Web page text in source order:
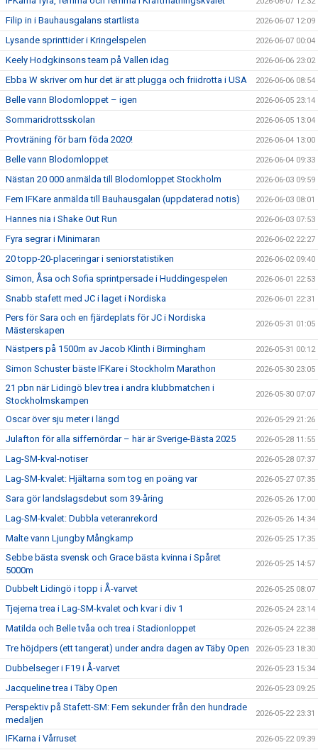
Filip in i Bauhausgalans startlista 2026-06-07 12:09
Lysande sprinttider i Kringelspelen 2026-06-07 00:04
Keely Hodgkinsons team på Vallen idag 2026-06-06 23:02
Ebba W skriver om hur det är att plugga och friidrotta i USA 2026-06-06 08:54
Belle vann Blodomloppet – igen 2026-06-05 23:14
Sommaridrottsskolan 2026-06-05 13:04
Provträning för barn föda 2020! 2026-06-04 13:00
Belle vann Blodomloppet 2026-06-04 09:33
Nästan 20 000 anmälda till Blodomloppet Stockholm 2026-06-03 09:59
Fem IFKare anmälda till Bauhausgalan (uppdaterad notis) 2026-06-03 08:01
Hannes nia i Shake Out Run 2026-06-03 07:53
Fyra segrar i Minimaran 2026-06-02 22:27
20 topp-20-placeringar i seniorstatistiken 2026-06-02 09:40
Simon, Åsa och Sofia sprintpersade i Huddingespelen 2026-06-01 22:53
Snabb stafett med JC i laget i Nordiska 2026-06-01 22:31
Pers för Sara och en fjärdeplats för JC i Nordiska
Mästerskapen
2026-05-31 01:05
Nästpers på 1500m av Jacob Klinth i Birmingham 2026-05-31 00:12
Simon Schuster bäste IFKare i Stockholm Marathon 2026-05-30 23:05
21 pbn när Lidingö blev trea i andra klubbmatchen i
Stockholmskampen
2026-05-30 07:07
Oscar över sju meter i längd 2026-05-29 21:26
Julafton för alla siffernördar – här är Sverige-Bästa 2025 2026-05-28 11:55
Lag-SM-kval-notiser 2026-05-28 07:37
Lag-SM-kvalet: Hjältarna som tog en poäng var 2026-05-27 07:35
Sara gör landslagsdebut som 39-åring 2026-05-26 17:00
Lag-SM-kvalet: Dubbla veteranrekord 2026-05-26 14:34
Malte vann Ljungby Mångkamp 2026-05-25 17:35
Sebbe bästa svensk och Grace bästa kvinna i Spåret
5000m
2026-05-25 14:57
Dubbelt Lidingö i topp i Å-varvet 2026-05-25 08:07
Tjejerna trea i Lag-SM-kvalet och kvar i div 1 2026-05-24 23:14
Matilda och Belle tvåa och trea i Stadionloppet 2026-05-24 22:38
Tre höjdpers (ett tangerat) under andra dagen av Täby Open 2026-05-23 18:30
Dubbelseger i F19 i Å-varvet 2026-05-23 15:34
Jacqueline trea i Täby Open 2026-05-23 09:25
Perspektiv på Stafett-SM: Fem sekunder från den hundrade
medaljen
2026-05-22 23:31
IFKarna i Vårruset 2026-05-22 09:39